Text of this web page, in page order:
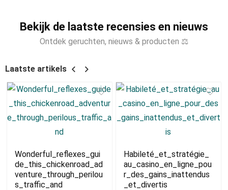
Bekijk de laatste recensies en nieuws
Ontdek geruchten, nieuws & producten ⚖
Laatste artikels
Wonderful_reflexes_gui
de_this_chickenroad_ad
venture_through_perilou
s_traffic_and
Habileté_et_stratégie_
au_casino_en_ligne_pou
r_des_gains_inattendus
_et_divertis